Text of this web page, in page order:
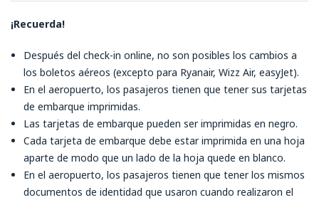
¡Recuerda!
Después del check-in online, no son posibles los cambios a
los boletos aéreos (excepto para Ryanair, Wizz Air, easyJet).
En el aeropuerto, los pasajeros tienen que tener sus tarjetas
de embarque imprimidas.
Las tarjetas de embarque pueden ser imprimidas en negro.
Cada tarjeta de embarque debe estar imprimida en una hoja
aparte de modo que un lado de la hoja quede en blanco.
En el aeropuerto, los pasajeros tienen que tener los mismos
documentos de identidad que usaron cuando realizaron el